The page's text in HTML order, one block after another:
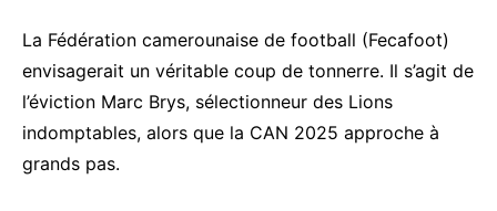
La Fédération camerounaise de football (Fecafoot)
envisagerait un véritable coup de tonnerre. Il s’agit de
l’éviction Marc Brys, sélectionneur des Lions
indomptables, alors que la CAN 2025 approche à
grands pas.